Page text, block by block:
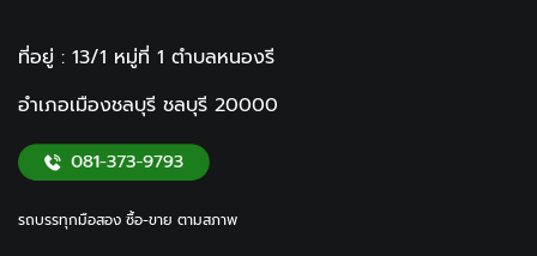
ที่อยู่ : 13/1 หมู่ที่ 1 ตำบลหนองรี
อำเภอเมืองชลบุรี ชลบุรี 20000
รถบรรทุกมือสอง ซื้อ-ขาย ตามสภาพ